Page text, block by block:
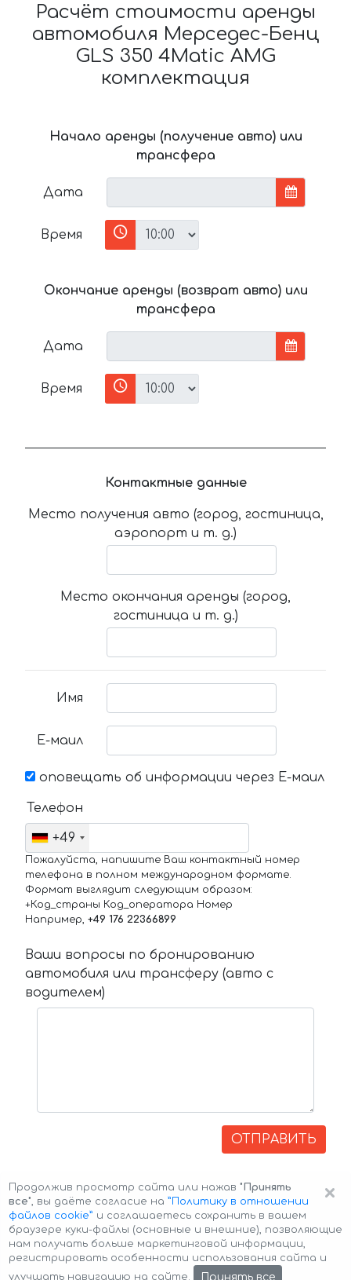
Расчёт стоимости аренды
автомобиля Мерседес-Бенц
GLS 350 4Matic AMG
комплектация
Начало аренды (получение авто) или
трансфера
Дата
Время
Окончание аренды (возврат авто) или
трансфера
Дата
Время
Контактные данные
Место получения авто (город, гостиница,
аэропорт и т. д.)
Место окончания аренды (город,
гостиница и т. д.)
Имя
Е-маил
оповещать об информации через Е-маил
Телефон
+49
Пожалуйста, напишите Ваш контактный номер
телефона в полном международном формате.
Формат выглядит следующим образом:
+Код_страны Код_оператора Номер
Например, +49 176 22366899
Ваши вопросы по бронированию
автомобиля или трансферу (авто с
водителем)
ОТПРАВИТЬ
Авторские права © 2026 Авто-Аренда Cookie Policy
×
Продолжив просмотр сайта или нажав "Принять
все", вы даёте согласие на ”Политику в отношении
файлов cookie” и соглашаетесь сохранить в вашем
браузере куки-файлы (основные и внешние), позволяющие
нам получать больше маркетинговой информации,
регистрировать особенности использования сайта и
улучшать навигацию на сайте.
Принять все